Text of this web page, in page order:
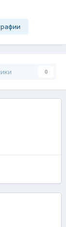
0